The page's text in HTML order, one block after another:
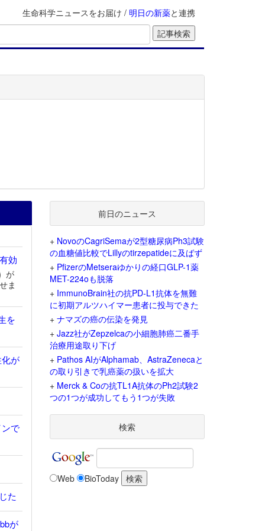
生命科学ニュースをお届け / 明日の新薬と連携
効
が
ま
を
が
で
た
が
前日のニュース
+ NovoのCagriSemaが2型糖尿病Ph3試験
の血糖値比較でLillyのtirzepatideに及ばず
+ PfizerのMetseraゆかりの経口GLP-1薬
MET-224oも脱落
+ ImmunoBrain社の抗PD-L1抗体を無難
に初期アルツハイマー患者に投与できた
+ ナマズの癌の伝染を発見
+ Jazz社がZepzelcaの小細胞肺癌二番手
治療用途取り下げ
+ Pathos AIがAlphamab、AstraZenecaと
の取り引きで乳癌薬の扱いを拡大
+ Merck & Coの抗TL1A抗体のPh2試験2
つの1つが成功してもう1つが失敗
検索
Web BioToday